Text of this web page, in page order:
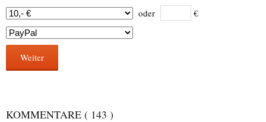
oder €
Weiter
KOMMENTARE ( 143 )